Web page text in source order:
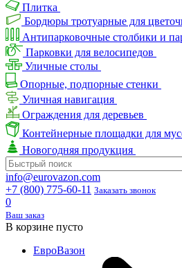
Плитка
Бордюры тротуарные для
Антипарковочные столбики и
Парковки для велосипедов
Уличные столы
Опорные, подпорные стенки
Уличная навигация
Ограждения для деревьев
Контейнерные площадки для
Новогодняя продукция
info@eurovazon.com
+7 (800) 775-60-11 Заказать звонок
0
Ваш заказ
В корзине пусто
ЕвроВазон